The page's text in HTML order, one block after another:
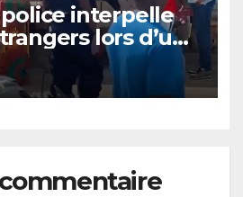
interpelle
lors d’une
sécurisation